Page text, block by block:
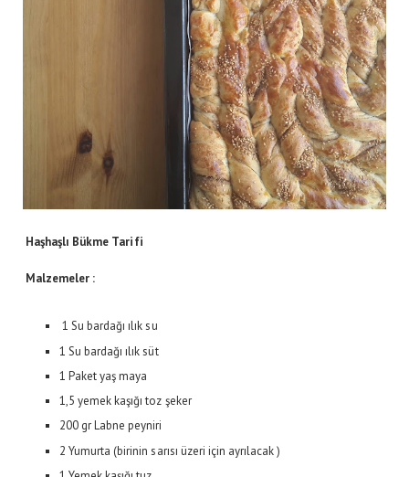
Haşhaşlı Bükme Tarifi
Malzemeler :
1 Su bardağı ılık su
1 Su bardağı ılık süt
1 Paket yaş maya
1,5 yemek kaşığı toz şeker
200 gr Labne peyniri
2 Yumurta (birinin sarısı üzeri için ayrılacak )